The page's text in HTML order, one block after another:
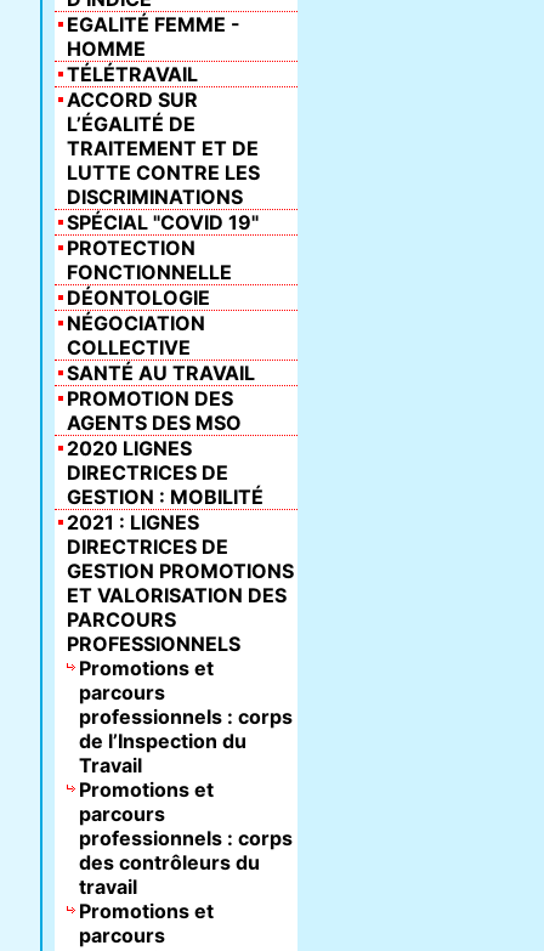
EGALITÉ FEMME -
HOMME
TÉLÉTRAVAIL
ACCORD SUR
L’ÉGALITÉ DE
TRAITEMENT ET DE
LUTTE CONTRE LES
DISCRIMINATIONS
SPÉCIAL "COVID 19"
PROTECTION
FONCTIONNELLE
DÉONTOLOGIE
NÉGOCIATION
COLLECTIVE
SANTÉ AU TRAVAIL
PROMOTION DES
AGENTS DES MSO
2020 LIGNES
DIRECTRICES DE
GESTION : MOBILITÉ
2021 : LIGNES
DIRECTRICES DE
GESTION PROMOTIONS
ET VALORISATION DES
PARCOURS
PROFESSIONNELS
Promotions et
parcours
professionnels : corps
de l’Inspection du
Travail
Promotions et
parcours
professionnels : corps
des contrôleurs du
travail
Promotions et
parcours